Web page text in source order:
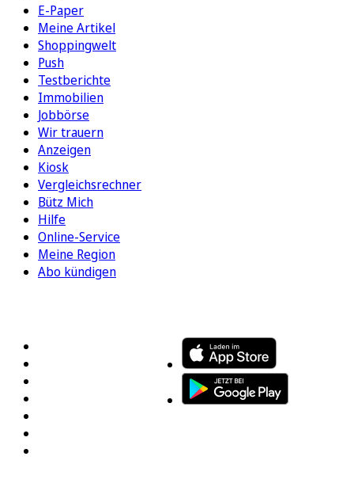
E-Paper
Meine Artikel
Shoppingwelt
Push
Testberichte
Immobilien
Jobbörse
Wir trauern
Anzeigen
Kiosk
Vergleichsrechner
Bütz Mich
Hilfe
Online-Service
Meine Region
Abo kündigen